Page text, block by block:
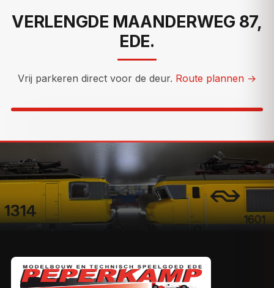
VERLENGDE MAANDERWEG 87,
EDE.
Vrij parkeren direct voor de deur. Route plannen →